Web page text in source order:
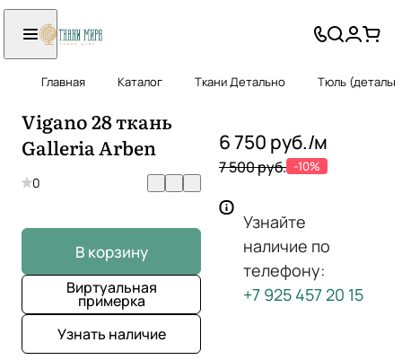
Главная Каталог Ткани Детально Тюль
Vigano 28 ткань
Galleria Arben
0
В корзину
Виртуальная
примерка
Узнать наличие
6 750 руб./м
7 500 руб. -10%
Узнайте
наличие по
телефону:
+7 925 457 20 15